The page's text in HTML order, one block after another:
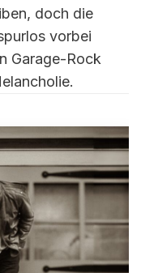
doch die
vorbei
Garage-Rock